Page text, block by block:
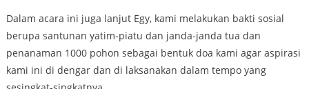
Dalam acara ini juga lanjut Egy, kami melakukan bakti sosial
berupa santunan yatim-piatu dan janda-janda tua dan
penanaman 1000 pohon sebagai bentuk doa kami agar aspirasi
kami ini di dengar dan di laksanakan dalam tempo yang